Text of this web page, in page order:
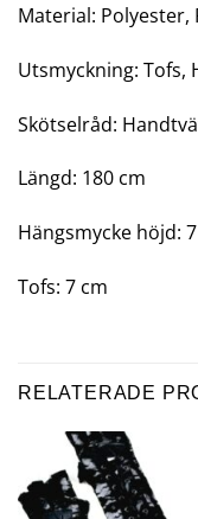
Material: Polyester,
Utsmyckning: Tofs,
Skötselråd:
Längd: 180 cm
Hängsmycke höjd:
Tofs: 7 cm
RELATERADE